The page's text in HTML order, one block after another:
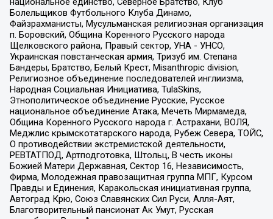
Болельщиков Футбольного Клуба Динамо,
Файзрахманисты, Мусульманская религиозная организация
п. Боровский, Община Коренного Русского народа
Щелковского района, Правый сектор, УНА - УНСО,
Украинская повстанческая армия, Тризуб им. Степана
Бандеры, Братство, Белый Крест, Misanthropic division,
Религиозное объединение последователей инглиизма,
Народная Социальная Инициатива, TulaSkins,
Этнополитическое объединение Русские, Русское
национальное объединение Атака, Мечеть Мирмамеда,
Община Коренного Русского народа г. Астрахани, ВОЛЯ,
Меджлис крымскотатарского народа, Рубеж Севера, ТОЙС,
О противодействии экстремистской деятельности,
РЕВТАТПОД, Артподготовка, Штольц, В честь иконы
Божией Матери Державная, Сектор 16, Независимость,
Фирма, Молодежная правозащитная группа МПГ, Курсом
Правды и Единения, Каракольская инициативная группа,
Автоград Крю, Союз Славянских Сил Руси, Алля-Аят,
Благотворительный пансионат Ак Умут, Русская